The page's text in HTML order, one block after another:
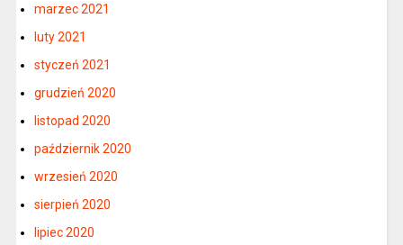
marzec 2021
luty 2021
styczeń 2021
grudzień 2020
listopad 2020
październik 2020
wrzesień 2020
sierpień 2020
lipiec 2020